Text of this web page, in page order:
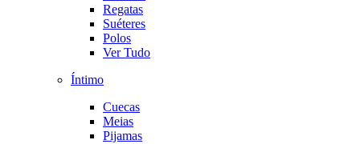
Regatas
Suéteres
Polos
Ver Tudo
Íntimo
Cuecas
Meias
Pijamas